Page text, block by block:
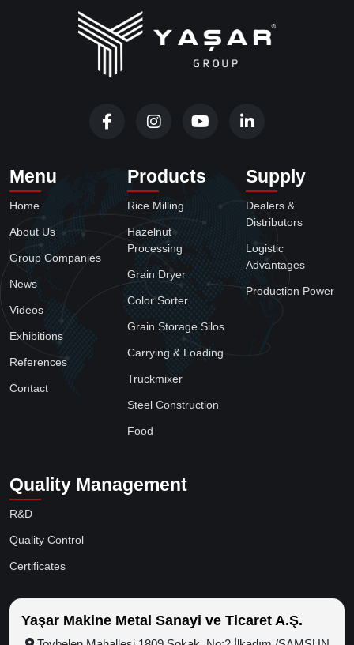
Menu
Home
About Us
Group Companies
News
Videos
Exhibitions
References
Contact
Products
Rice Milling
Hazelnut
Processing
Grain Dryer
Color Sorter
Grain Storage Silos
Carrying & Loading
Truckmixer
Steel Construction
Food
Supply
Dealers &
Distributors
Logistic
Advantages
Production Power
Quality Management
R&D
Quality Control
Certificates
Yaşar Makine Metal Sanayi ve Ticaret A.Ş.